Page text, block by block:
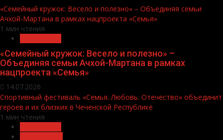
«Семейный кружок: Весело и полезно» – Объединяя семьи
Ачхой-Мартана в рамках нацпроекта «Семья»
1 мин чтения
«Семейный кружок: Весело и полезно» –
Объединяя семьи Ачхой-Мартана в рамках
нацпроекта «Семья»
14.07.2026
Спортивный фестиваль «Семья. Любовь. Отечество» объединит
героев и их близких в Чеченской Республике
1 мин чтения